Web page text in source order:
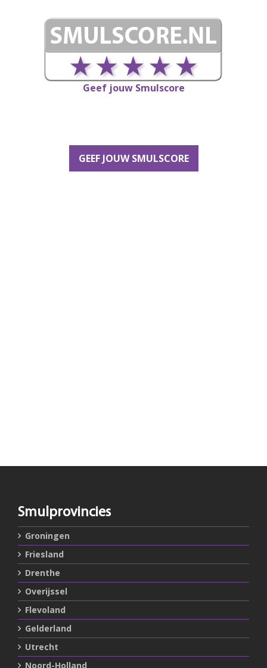
Geef jouw Smulscore
GEEF JOUW SMULSCORE
Smulprovincies
Groningen
Friesland
Drenthe
Overijssel
Flevoland
Gelderland
Utrecht
Noord-Holland